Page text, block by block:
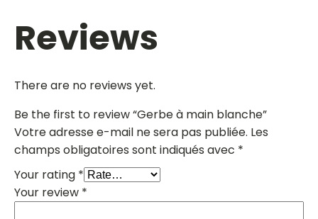
Reviews
There are no reviews yet.
Be the first to review “Gerbe à main blanche”
Votre adresse e-mail ne sera pas publiée. Les
champs obligatoires sont indiqués avec *
Your rating *
Your review *